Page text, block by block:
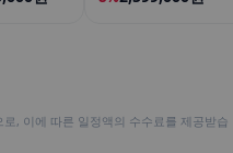
, 이에 따른 일정액의 수수료를 제공받습